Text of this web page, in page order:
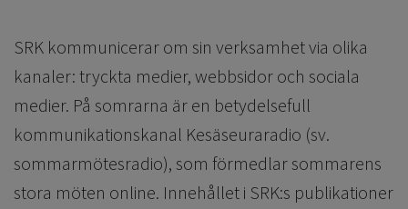
SRK kommunicerar om sin verksamhet via olika
kanaler: tryckta medier, webbsidor och sociala
medier. På somrarna är en betydelsefull
kommunikationskanal Kesäseuraradio (sv.
sommarmötesradio), som förmedlar sommarens
stora möten online. Innehållet i SRK:s publikationer